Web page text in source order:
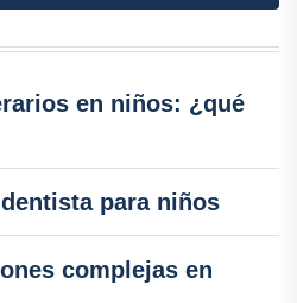
en niños: ¿qué
para niños
complejas en